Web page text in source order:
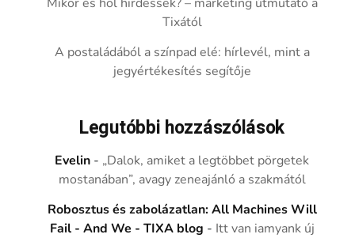
Tixától
A postaládából a színpad elé: hírlevél, mint a
jegyértékesítés segítője
Legutóbbi hozzászólások
Evelin - „Dalok, amiket a legtöbbet pörgetek
mostanában”, avagy zeneajánló a szakmától
Robosztus és zabolázatlan: All Machines Will
Fail - And We - TIXA blog - Itt van iamyank új